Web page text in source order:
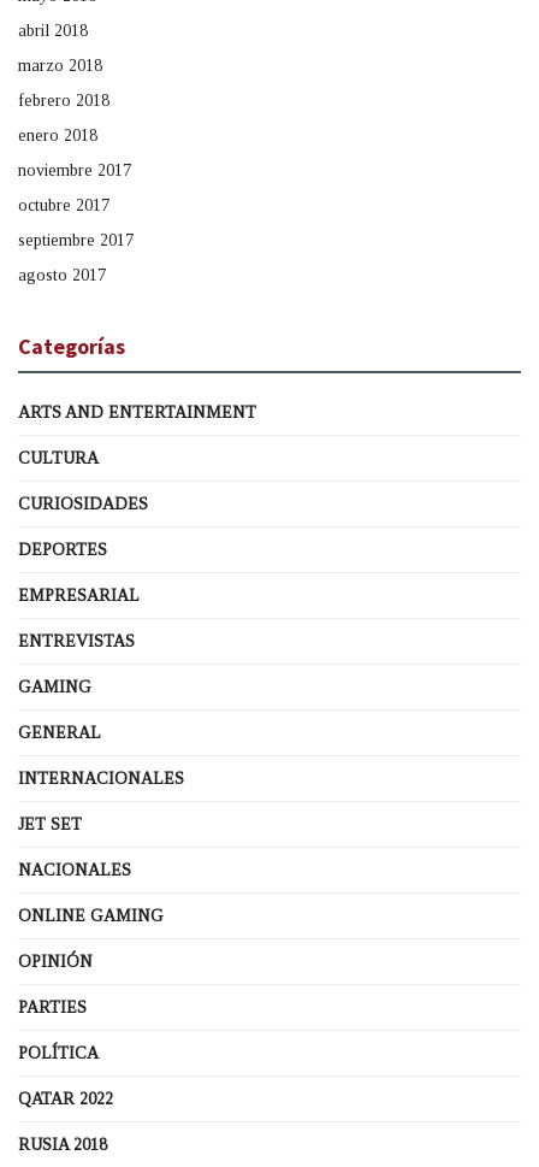
abril 2018
marzo 2018
febrero 2018
enero 2018
noviembre 2017
octubre 2017
septiembre 2017
agosto 2017
Categorías
ARTS AND ENTERTAINMENT
CULTURA
CURIOSIDADES
DEPORTES
EMPRESARIAL
ENTREVISTAS
GAMING
GENERAL
INTERNACIONALES
JET SET
NACIONALES
ONLINE GAMING
OPINIÓN
PARTIES
POLÍTICA
QATAR 2022
RUSIA 2018